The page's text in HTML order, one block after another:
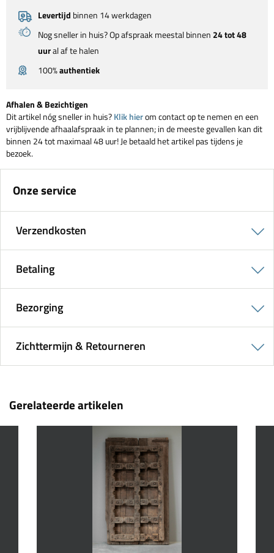
Levertijd binnen 14 werkdagen
Nog sneller in huis? Op afspraak meestal binnen 24 tot 48
uural af te halen
100%authentiek
Afhalen & Bezichtigen
Dit artikel nóg sneller in huis?Klik hierom contact op te nemen en een
vrijblijvende afhaalafspraak in te plannen; in de meeste gevallen kan dit
binnen 24 tot maximaal 48 uur! Je betaald het artikel pas tijdens je
bezoek.
Onze service
Verzendkosten
Betaling
Bezorging
Zichttermijn & Retourneren
Gerelateerde artikelen